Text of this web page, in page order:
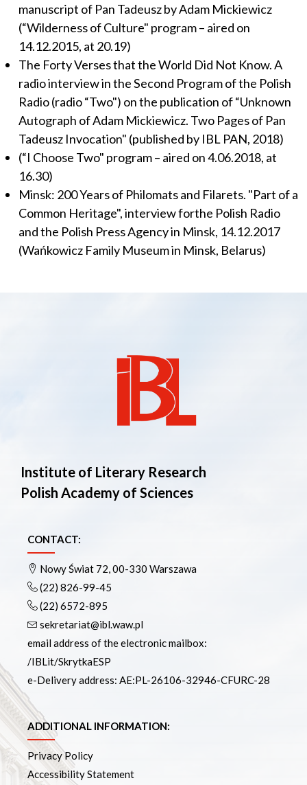
manuscript of Pan Tadeusz by Adam Mickiewicz
(“Wilderness of Culture" program – aired on
14.12.2015, at 20.19)
The Forty Verses that the World Did Not Know. A
radio interview in the Second Program of the Polish
Radio (radio “Two") on the publication of “Unknown
Autograph of Adam Mickiewicz. Two Pages of Pan
Tadeusz Invocation" (published by IBL PAN, 2018)
(“I Choose Two" program – aired on 4.06.2018, at
16.30)
Minsk: 200 Years of Philomats and Filarets. "Part of a
Common Heritage", interview forthe Polish Radio
and the Polish Press Agency in Minsk, 14.12.2017
(Wańkowicz Family Museum in Minsk, Belarus)
Institute of Literary Research
Polish Academy of Sciences
CONTACT:
Nowy Świat 72, 00-330 Warszawa
(22) 826-99-45
(22) 6572-895
sekretariat@ibl.waw.pl
email address of the electronic mailbox:
/IBLit/SkrytkaESP
e-Delivery address: AE:PL-26106-32946-CFURC-28
ADDITIONAL INFORMATION:
Privacy Policy
Accessibility Statement